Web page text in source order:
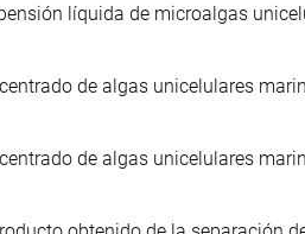
líquida de microalgas
de algas unicelulares
de algas unicelulares